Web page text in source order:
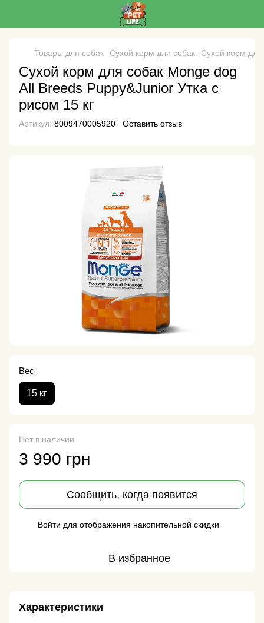
Товары для собак Сухой корм для собак Сухой корм
Сухой корм для собак Monge dog
All Breeds Puppy&Junior Утка с
рисом 15 кг
Артикул: 8009470005920 Оставить отзыв
Вес
15 кг
Нет в наличии
3 990 грн
Сообщить, когда появится
Войти для отображения накопительной скидки
В избранное
Характеристики